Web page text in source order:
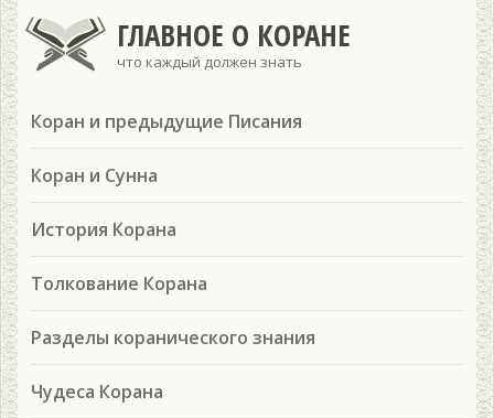
ГЛАВНОЕ О КОРАНЕ
что каждый должен знать
Коран и предыдущие Писания
Коран и Сунна
История Корана
Толкование Корана
Разделы коранического знания
Чудеса Корана